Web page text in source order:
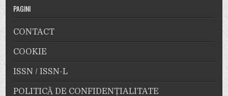
PAGINI
CONTACT
COOKIE
ISSN / ISSN-L
POLITICĂ DE CONFIDENȚIALITATE